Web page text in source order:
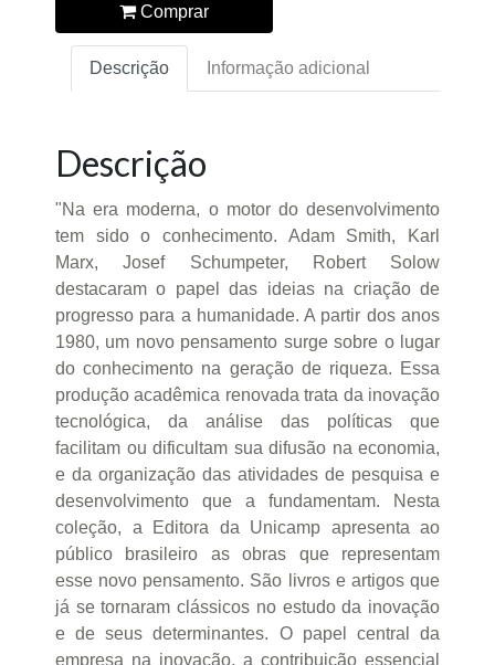
Comprar
Descrição Informação adicional
Descrição
"Na era moderna, o motor do desenvolvimento
tem sido o conhecimento. Adam Smith, Karl
Marx, Josef Schumpeter, Robert Solow
destacaram o papel das ideias na criação de
progresso para a humanidade. A partir dos anos
1980, um novo pensamento surge sobre o lugar
do conhecimento na geração de riqueza. Essa
produção acadêmica renovada trata da inovação
tecnológica, da análise das políticas que
facilitam ou dificultam sua difusão na economia,
e da organização das atividades de pesquisa e
desenvolvimento que a fundamentam. Nesta
coleção, a Editora da Unicamp apresenta ao
público brasileiro as obras que representam
esse novo pensamento. São livros e artigos que
já se tornaram clássicos no estudo da inovação
e de seus determinantes. O papel central da
empresa na inovação, a contribuição essencial